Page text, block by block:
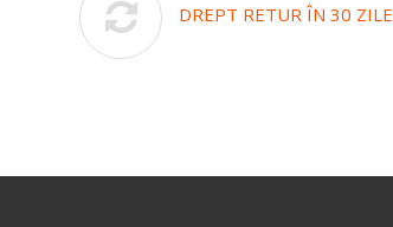
DREPT RETUR ÎN 30 ZILE